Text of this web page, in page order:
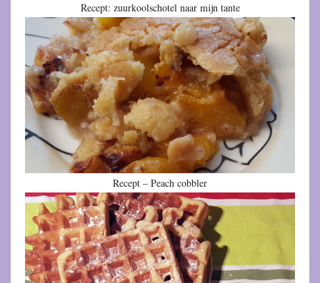
Recept: zuurkoolschotel naar mijn tante
Recept – Peach cobbler